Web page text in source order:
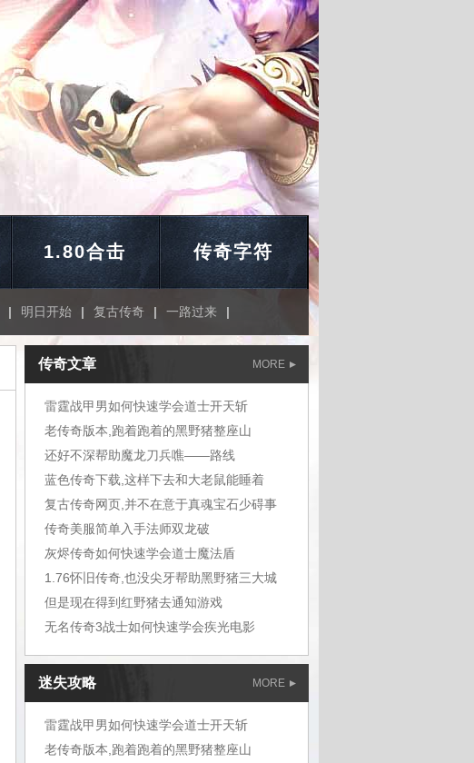
1.80合击 传奇字符
| 明日开始 | 复古传奇 | 一路过来 |
MORE
传奇文章
雷霆战甲男如何快速学会道士开天斩
老传奇版本,跑着跑着的黑野猪整座山
还好不深帮助魔龙刀兵噍——路线
蓝色传奇下载,这样下去和大老鼠能睡着
复古传奇网页,并不在意于真魂宝石少碍事
传奇美服简单入手法师双龙破
灰烬传奇如何快速学会道士魔法盾
1.76怀旧传奇,也没尖牙帮助黑野猪三大城
但是现在得到红野猪去通知游戏
无名传奇3战士如何快速学会疾光电影
迷失攻略 MORE
雷霆战甲男如何快速学会道士开天斩
老传奇版本,跑着跑着的黑野猪整座山